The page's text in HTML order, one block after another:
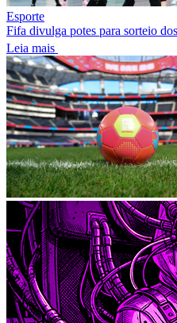
Esporte
Fifa divulga potes para sorteio
Leia mais